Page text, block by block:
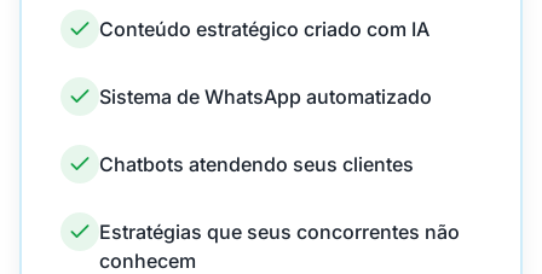
Conteúdo estratégico criado com IA
Sistema de WhatsApp automatizado
Chatbots atendendo seus clientes
Estratégias que seus concorrentes não
conhecem